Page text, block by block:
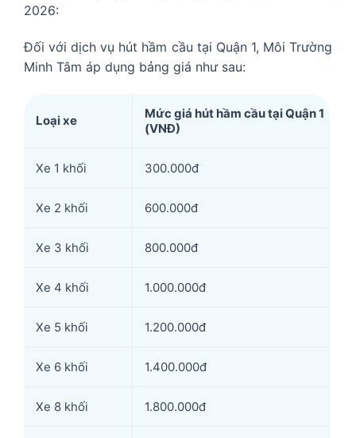
2026:
Đối với dịch vụ hút hầm cầu tại Quận 1, Môi Trường
Minh Tâm áp dụng bảng giá như sau:
Loại xe
Mức giá hút hầm cầu tại Quận 1
(VNĐ)
Xe 1 khối 300.000đ
Xe 2 khối 600.000đ
Xe 3 khối 800.000đ
Xe 4 khối 1.000.000đ
Xe 5 khối 1.200.000đ
Xe 6 khối 1.400.000đ
Xe 8 khối 1.800.000đ